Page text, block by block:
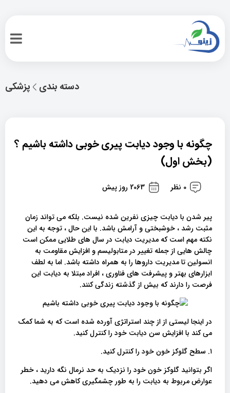
پزشکی دسته بندی
چگونه با وجود دیابت پیری خوبی داشته باشیم ؟
(بخش اول)
0 نظر 2063 روز پیش
پیر شدن با دیابت چیزی نفرین شده نیست. بلکه می تواند زمان
مثبت رشد ، خوشبختی و آرامش باشد. با این حال ، توجه به این
نکته مهم است که مدیریت دیابت در سال های طلایی ممکن است
چالش هایی از جمله تغییر در متابولیسم و افزایش مقاومت به
انسولین تا مدیریت داروها را به همراه داشته باشد. اما به لطف
ابزارهای بهتر و پیشرفت های فناوری ، افراد مبتلا به دیابت این
فرصت را دارند که بیش از گذشته زندگی کنند.
در اینجا لیستی از از چند استراتژی آورده شده است که به شما کمک
می کند با افزایش سن دیابت خود را کنترل کنید.
۱. سطح گلوکز خون خود را کنترل کنید.
اگر بتوانید گلوکز خون خود را نزدیک به حد نرمال نگه دارید ، خطر
عوارض مربوط به دیابت را به طور چشمگیری کاهش می دهید.